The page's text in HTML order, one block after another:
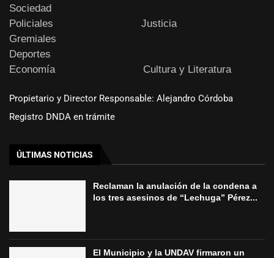
Sociedad
Policiales
Justicia
Gremiales
Deportes
Economía
Cultura y Literatura
Propietario y Director Responsable: Alejandro Córdoba
Registro DNDA en trámite
ÚLTIMAS NOTICIAS
Reclaman la anulación de la condena a
los tres asesinos de “Lechuga” Pérez...
El Municipio y la UNDAV firmaron un